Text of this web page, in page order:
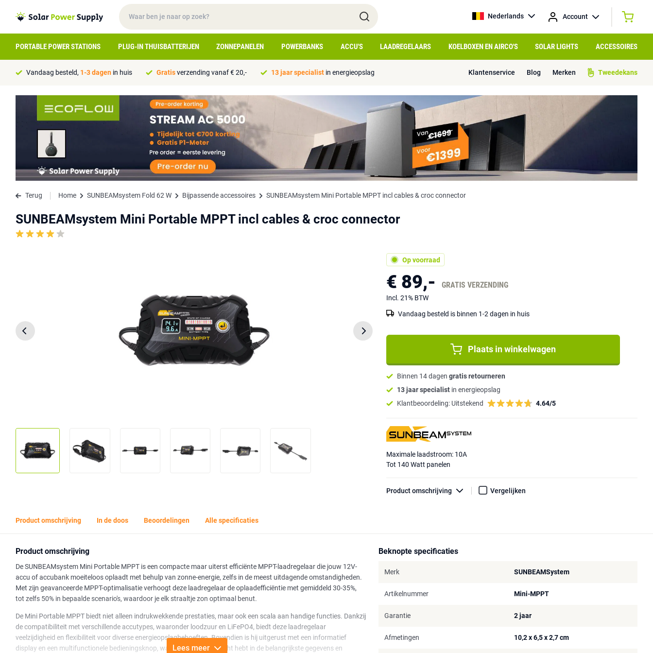
Nederlands Account
PORTABLE POWER STATIONS PLUG-IN THUISBATTERIJEN ZONNEPANELEN POWERBANKS ACCU'S LAADREGELAARS KOELBOXEN EN AIRCO'S SOLAR LIGHTS ACCESSOIRES
Vandaag besteld, 1-3 dagen in huis Gratisverzending vanaf € 20,- 13 jaar specialist in energieopslag Klantenservice Blog Merken Tweedekans
Terug Home SUNBEAMsystem Fold 62 W Bijpassende accessoires SUNBEAMsystem Mini Portable MPPT incl cables & croc connector
SUNBEAMsystem Mini Portable MPPT incl cables & croc connector
Op voorraad
€ 89,- GRATIS VERZENDING
Incl. 21% BTW
Vandaag besteld is binnen 1-2 dagen in huis
Plaats in winkelwagen
Binnen 14 dagen gratis retourneren
13 jaar specialist in energieopslag
Klantbeoordeling: Uitstekend 4.64/5
Maximale laadstroom: 10A
Tot 140 Watt panelen
Product omschrijving Vergelijken
Product omschrijving In de doos Beoordelingen Alle specificaties
Product omschrijving
De SUNBEAMsystem Mini Portable MPPT is een compacte maar uiterst efficiënte MPPT-laadregelaar die jouw 12V-
accu of accubank moeiteloos oplaadt met behulp van zonne-energie, zelfs in de meest uitdagende omstandigheden.
Met zijn geavanceerde MPPT-optimalisatie verhoogt deze laadregelaar de oplaadefficiëntie met gemiddeld 30-35%,
tot zelfs 50% in bepaalde scenario's, waardoor je elk straaltje zon optimaal benut.
De Mini Portable MPPT biedt niet alleen indrukwekkende prestaties, maar ook een scala aan handige functies. Dankzij
de compatibiliteit met verschillende accutypes, waaronder loodzuur en LiFePO4, biedt deze laadregelaar
veelzijdigheid en flexibiliteit voor diverse energieopslagbehoeften. Bovendien is hij uitgerust met een informatief
display en een multifunctionele bedieningsknop, waardoor je altijd inzicht hebt in de belangrijkste gegevens en
Lees meer
Beknopte specificaties
Merk SUNBEAMSystem
Artikelnummer Mini-MPPT
Garantie 2 jaar
Afmetingen 10,2 x 6,5 x 2,7 cm